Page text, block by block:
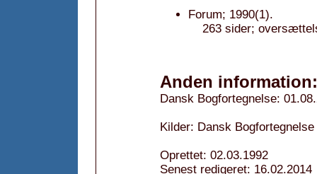
Forum; 1990(1).
263 sider;
Anden information:
Dansk Bogfortegnelse:
Kilder: Dansk
Oprettet: 02.03.1992
Senest redigeret: 16.02.2014